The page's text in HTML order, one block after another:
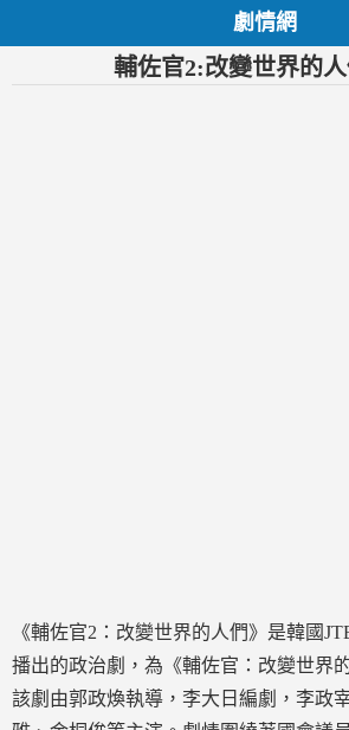
劇情網
輔佐官2:改變世界的
《輔佐官2：改變世界的人們》是韓國
播出的政治劇，為《輔佐官：改變世界
該劇由郭政煥執導，李大日編劇，李政